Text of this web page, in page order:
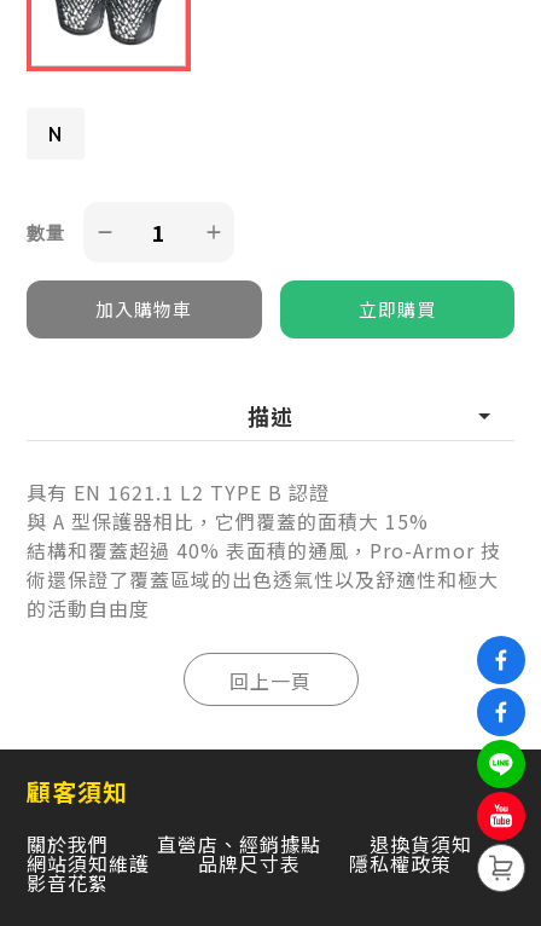
N
數量
描述
具有 EN 1621.1 L2 TYPE B 認證
與 A 型保護器相比，它們覆蓋的面積大 15%
結構和覆蓋超過 40% 表面積的通風，Pro-Armor 技
術還保證了覆蓋區域的出色透氣性以及舒適性和極大
的活動自由度
顧客須知
關於我們 直營店、經銷據點 退換貨須知
網站須知維護 品牌尺寸表 隱私權政策
影音花絮